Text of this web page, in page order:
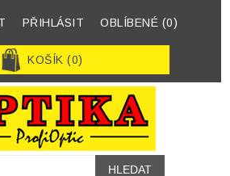
PŘIHLÁSIT OBLÍBENÉ (0)
KOŠÍK (0)